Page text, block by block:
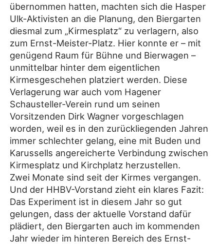
übernommen hatten, machten sich die Hasper
Ulk-Aktivisten an die Planung, den Biergarten
diesmal zum „Kirmesplatz“ zu verlagern, also
zum Ernst-Meister-Platz. Hier konnte er – mit
genügend Raum für Bühne und Bierwagen –
unmittelbar hinter dem eigentlichen
Kirmesgeschehen platziert werden. Diese
Verlagerung war auch vom Hagener
Schausteller-Verein rund um seinen
Vorsitzenden Dirk Wagner vorgeschlagen
worden, weil es in den zurückliegenden Jahren
immer schlechter gelang, eine mit Buden und
Karussells angereicherte Verbindung zwischen
Kirmesplatz und Kirchplatz herzustellen.
Zwei Monate sind seit der Kirmes vergangen.
Und der HHBV-Vorstand zieht ein klares Fazit:
Das Experiment ist in diesem Jahr so gut
gelungen, dass der aktuelle Vorstand dafür
plädiert, den Biergarten auch im kommenden
Jahr wieder im hinteren Bereich des Ernst-